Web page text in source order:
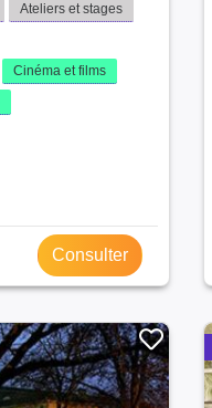
Ateliers et stages
Cinéma et films
Consulter